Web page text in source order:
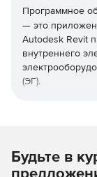
Программное
— это
Autodesk Revit
внутреннего
(ЭГ).
Будьте в